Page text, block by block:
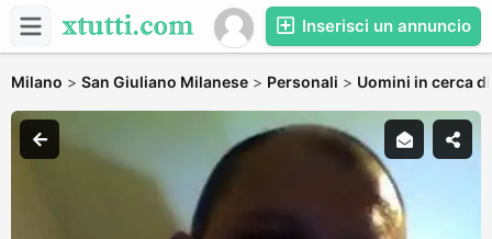
Inserisci un annuncio
Milano > San Giuliano Milanese > Personali > Uomini in cerca